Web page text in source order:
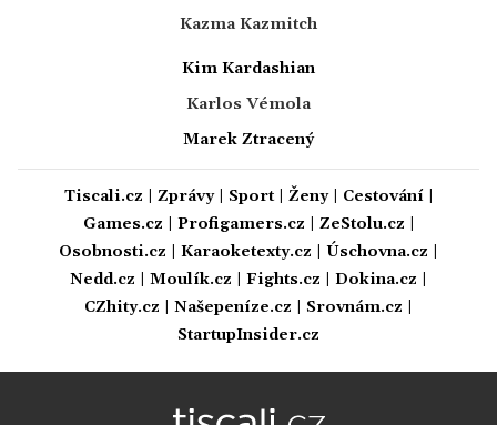
Kazma Kazmitch
Kim Kardashian
Karlos Vémola
Marek Ztracený
Tiscali.cz Zprávy| Sport| Ženy| Cestování|
Games.cz
Profigamers.cz ZeStolu.cz
Osobnosti.cz
Karaoketexty.cz Úschovna.cz
Nedd.cz
Moulík.cz Fights.cz Dokina.cz
CZhity.cz
Našepeníze.cz Srovnám.cz
StartupInsider.cz